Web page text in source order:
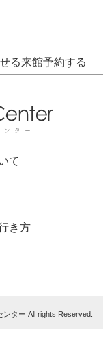
る来館予約する
て
き方
ター All rights Reserved.